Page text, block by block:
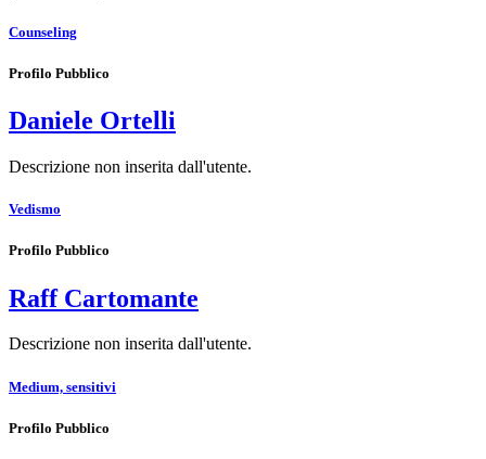
Counseling
Profilo Pubblico
Daniele Ortelli
Descrizione non inserita dall'utente.
Vedismo
Profilo Pubblico
Raff Cartomante
Descrizione non inserita dall'utente.
Medium, sensitivi
Profilo Pubblico